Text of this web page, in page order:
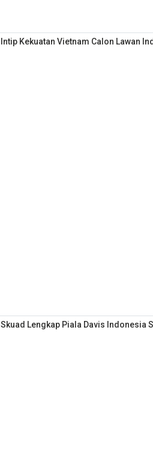
Intip Kekuatan Vietnam Calon Lawan
Skuad Lengkap Piala Davis Indonesia